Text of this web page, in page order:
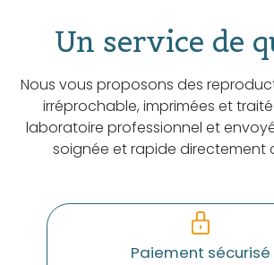
Un service de
Nous vous proposons des
irréprochable, imprimées et
laboratoire professionnel et
soignée et rapide directement
Paiement sécurisé